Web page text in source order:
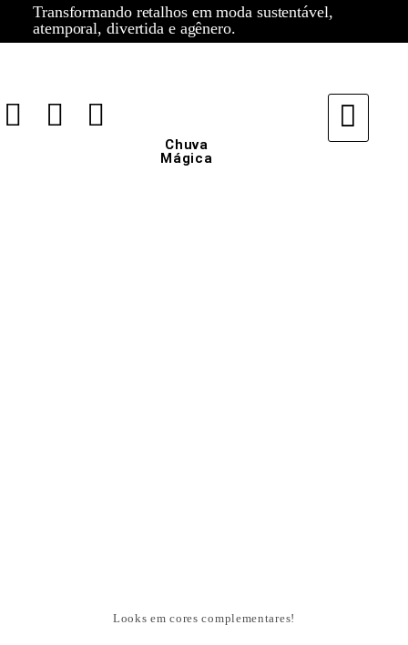
Transformando retalhos em moda sustentável,
atemporal, divertida e agênero.
Chuva
Mágica
Looks em cores complementares!